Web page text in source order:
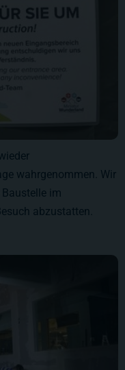
wahrgenommen. Wir
im
abzustatten.